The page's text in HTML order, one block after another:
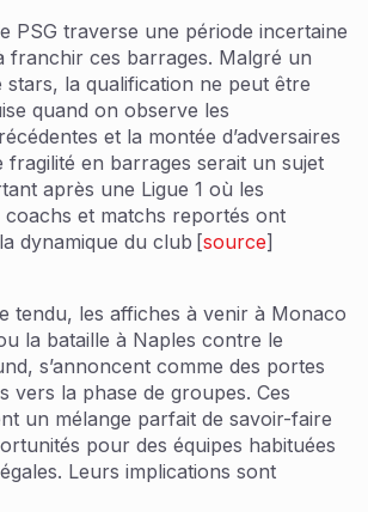
PSG traverse une période incertaine
franchir ces barrages. Malgré un
la qualification ne peut être
quand on observe les
et la montée d’adversaires
fragilité en barrages serait un sujet
après une Ligue 1 où les
coachs et matchs reportés ont
dynamique du club [source]
tendu, les affiches à venir à Monaco
la bataille à Naples contre le
s’annoncent comme des portes
vers la phase de groupes. Ces
un mélange parfait de savoir-faire
pour des équipes habituées
Leurs implications sont